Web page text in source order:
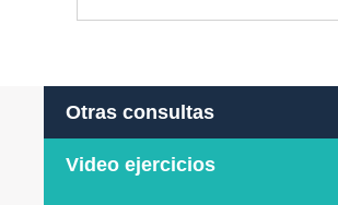
Otras consultas
Video ejercicios